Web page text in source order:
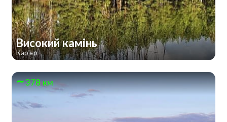
Високий камінь
Кар'єр
378 км